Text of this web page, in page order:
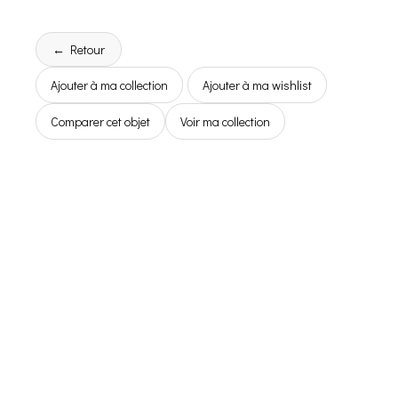
← Retour
Ajouter à ma collection Ajouter à ma wishlist
Comparer cet objet Voir ma collection